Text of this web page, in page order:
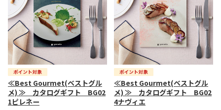
≪Best Gourmet(ベストグル
メ) ≫ カタログギフト BG02
1ピレネー
≪Best Gourmet(ベストグル
メ) ≫ カタログギフト BG02
4ナヴィエ